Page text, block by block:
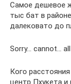
Самое дешевое
тыс бат в
далековато до
Sorry… cannot…
Кого
центр Пхукета и